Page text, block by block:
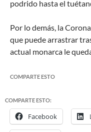
podrido hasta el
Por lo demás, la
que puede arrastrar
actual monarca le
COMPARTE ESTO
COMPARTE ESTO:
Facebook